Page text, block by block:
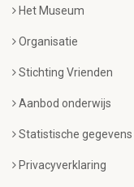
Het Museum
Organisatie
Stichting Vrienden
Aanbod onderwijs
Statistische gegevens
Privacyverklaring